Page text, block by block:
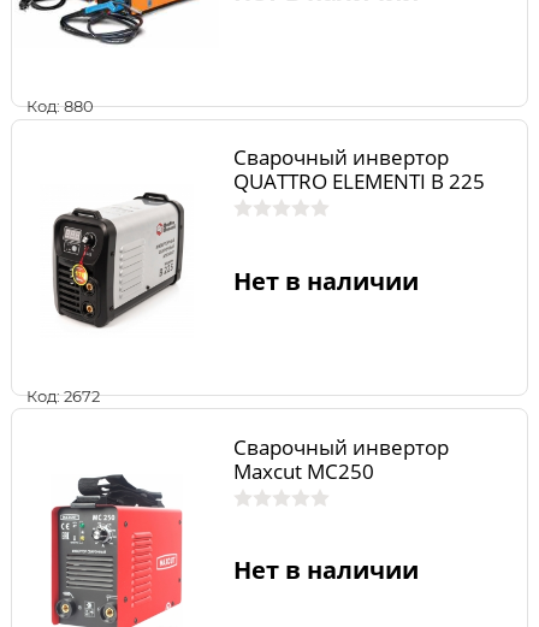
Код: 880
Код: 2672
Сварочный инвертор
QUATTRO ELEMENTI B 225
Нет в наличии
Сварочный инвертор
Maxcut MC250
Нет в наличии